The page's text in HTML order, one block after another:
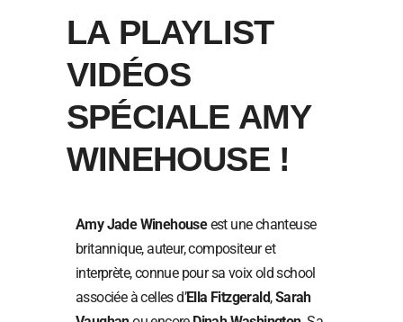
LA PLAYLIST
VIDÉOS
SPÉCIALE AMY
WINEHOUSE !
Amy Jade Winehouseest une chanteuse
britannique, auteur, compositeur et
interprète, connue pour sa voix old school
associée à celles d’Ella Fitzgerald,Sarah